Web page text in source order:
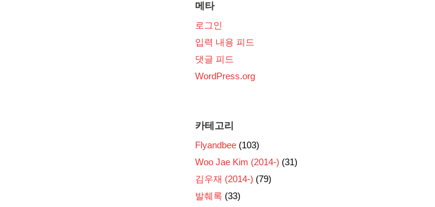
메타
로그인
입력 내용 피드
댓글 피드
WordPress.org
카테고리
Flyandbee (103)
Woo Jae Kim (2014-) (31)
김우재 (2014-) (79)
발췌록 (33)